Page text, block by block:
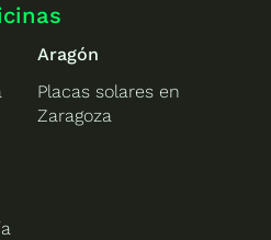
Aragón
Placas solares en
Zaragoza